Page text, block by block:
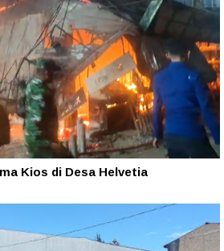
Kios di Desa Helvetia